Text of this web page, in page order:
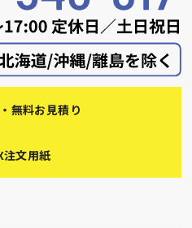
無料お見積り
注文用紙